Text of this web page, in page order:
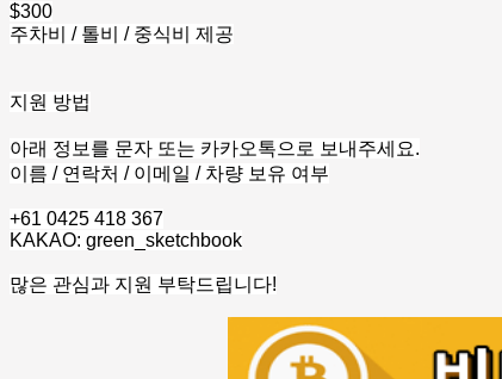
$300
주차비 / 톨비 / 중식비 제공
지원 방법
아래 정보를 문자 또는 카카오톡으로 보내주세요.
이름 / 연락처 / 이메일 / 차량 보유 여부
+61 0425 418 367
KAKAO: green_sketchbook
많은 관심과 지원 부탁드립니다!